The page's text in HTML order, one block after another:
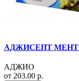
АДЖИСЕПТ
АДЖИО
от 203.00 р.